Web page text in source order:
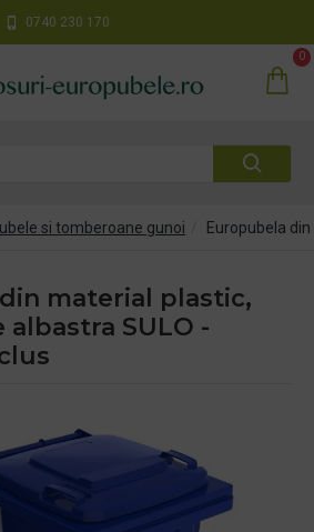
0740 230 170
0
si tomberoane gunoi Europubela
material plastic,
SULO -